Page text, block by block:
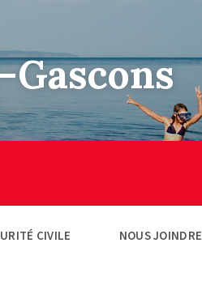
CIVILE NOUS JOINDRE